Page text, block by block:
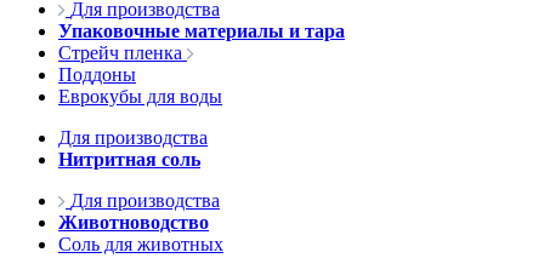
Для производства
Упаковочные материалы и тара
Стрейч пленка
Поддоны
Еврокубы для воды
Для производства
Нитритная соль
Для производства
Животноводство
Соль для животных